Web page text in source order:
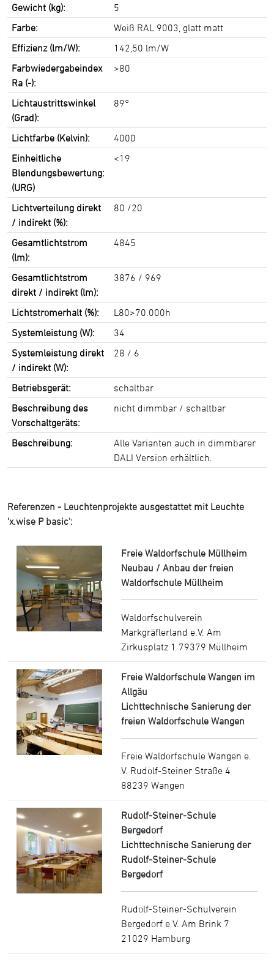
Gewicht (kg):
5
Farbe:
Weiß RAL 9003, glatt matt
Effizienz (lm/W):
142,50 lm/W
Farbwiedergabeindex
Ra (-):
>80
Lichtaustrittswinkel
(Grad):
89°
Lichtfarbe (Kelvin):
4000
Einheitliche
Blendungsbewertung:
(URG)
<19
Lichtverteilung direkt
/ indirekt (%):
80 /20
Gesamtlichtstrom
(lm):
4845
Gesamtlichtstrom
direkt / indirekt (lm):
3876 / 969
Lichtstromerhalt (%):
L80>70.000h
Systemleistung (W):
34
Systemleistung direkt
/ indirekt (W):
28 / 6
Betriebsgerät:
schaltbar
Beschreibung des
Vorschaltgeräts:
nicht dimmbar / schaltbar
Beschreibung:
Alle Varianten auch in dimmbarer
DALI Version erhältlich.
Referenzen - Leuchtenprojekte ausgestattet mit Leuchte
'x.wise P basic':
Freie Waldorfschule Müllheim
Neubau / Anbau der freien
Waldorfschule Müllheim
Waldorfschulverein
Markgräflerland e.V. Am
Zirkusplatz 1 79379 Müllheim
Freie Waldorfschule Wangen im
Allgäu
Lichttechnische Sanierung der
freien Waldorfschule Wangen
Freie Waldorfschule Wangen e.
V. Rudolf-Steiner Straße 4
88239 Wangen
Rudolf-Steiner-Schule
Bergedorf
Lichttechnische Sanierung der
Rudolf-Steiner-Schule
Bergedorf
Rudolf-Steiner-Schulverein
Bergedorf e.V. Am Brink 7
21029 Hamburg